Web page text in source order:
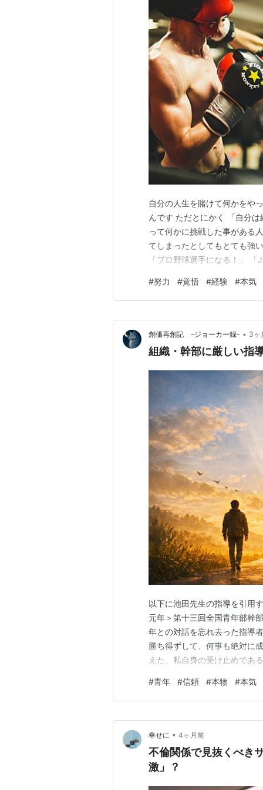
自分の人生を賭けて何かをや
んです ただとにかく 「自分
って何かに挑戦した事がある
てしまったとしてもとても強
「プロ野球選手になる！」
心に熱い魂みたいなものを持
えられる力も持っていると思
#努力 #覚悟 #経験 #本気
創価再創記 ｰジョーカー録ｰ • 3ヶ
組織・幹部に厳しい指
以下に池田先生の指導を引用
元年＞第十三回全国青年部幹
年との対話を忘れ去った指導
勝ち得ずして、何事も絶対に
えた、私自身の受け止めであ
心の深遠さ、すごさは、時代
ではない。 だからこそ問われ
#青年 #信頼 #本物 #本気
幸せに • 4ヶ月前
不倫関係で見抜くべき
激」？